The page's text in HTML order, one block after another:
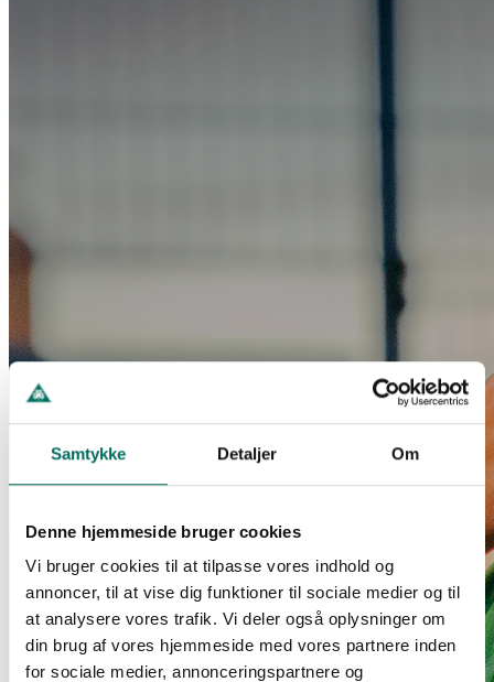
Samtykke Detaljer Om
Denne hjemmeside bruger cookies
Vi bruger cookies til at tilpasse vores indhold og
annoncer, til at vise dig funktioner til sociale medier og til
at analysere vores trafik. Vi deler også oplysninger om
din brug af vores hjemmeside med vores partnere inden
for sociale medier, annonceringspartnere og